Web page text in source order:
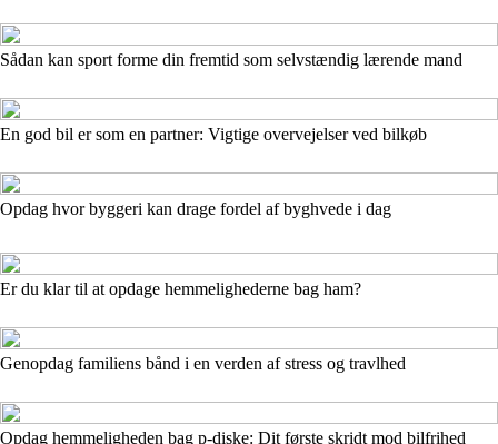
Sådan kan sport forme din fremtid som selvstændig lærende mand
En god bil er som en partner: Vigtige overvejelser ved bilkøb
Opdag hvor byggeri kan drage fordel af byghvede i dag
Er du klar til at opdage hemmelighederne bag ham?
Genopdag familiens bånd i en verden af stress og travlhed
Opdag hemmeligheden bag p-diske: Dit første skridt mod bilfrihed